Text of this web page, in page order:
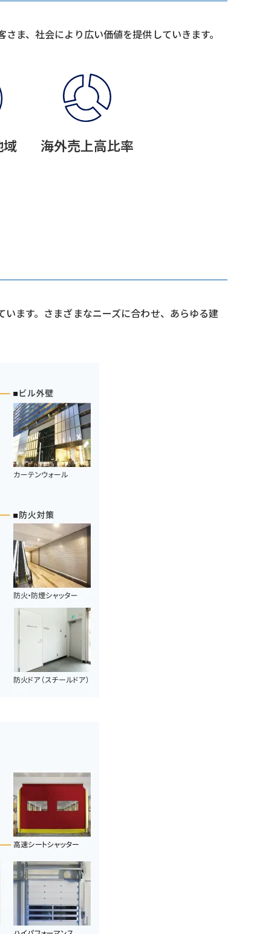
ま、社会により広い価値を提供していきます。
海外売上高比率
ます。さまざまなニーズに合わせ、あらゆる建